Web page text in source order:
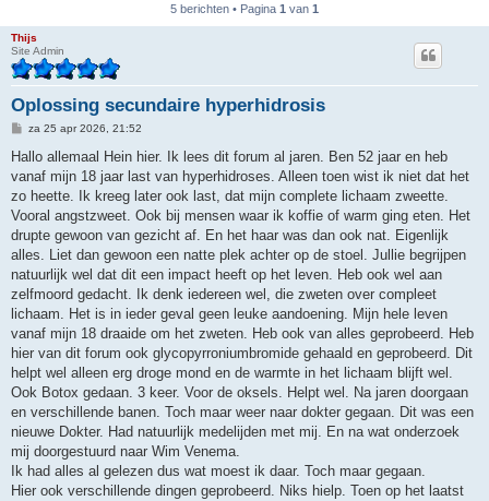
5 berichten • Pagina 1 van 1
Thijs
Site Admin
Oplossing secundaire hyperhidrosis
B
r
c
h
za 25 apr 2026, 21:52
Hallo allemaal Hein hier. Ik lees dit forum al jaren. Ben 52 jaar en heb
vanaf mijn 18 jaar last van hyperhidroses. Alleen toen wist ik niet dat het
zo heette. Ik kreeg later ook last, dat mijn complete lichaam zweette.
Vooral angstzweet. Ook bij mensen waar ik koffie of warm ging eten. Het
drupte gewoon van gezicht af. En het haar was dan ook nat. Eigenlijk
alles. Liet dan gewoon een natte plek achter op de stoel. Jullie begrijpen
natuurlijk wel dat dit een impact heeft op het leven. Heb ook wel aan
zelfmoord gedacht. Ik denk iedereen wel, die zweten over compleet
lichaam. Het is in ieder geval geen leuke aandoening. Mijn hele leven
vanaf mijn 18 draaide om het zweten. Heb ook van alles geprobeerd. Heb
hier van dit forum ook glycopyrroniumbromide gehaald en geprobeerd. Dit
helpt wel alleen erg droge mond en de warmte in het lichaam blijft wel.
Ook Botox gedaan. 3 keer. Voor de oksels. Helpt wel. Na jaren doorgaan
en verschillende banen. Toch maar weer naar dokter gegaan. Dit was een
nieuwe Dokter. Had natuurlijk medelijden met mij. En na wat onderzoek
mij doorgestuurd naar Wim Venema.
Ik had alles al gelezen dus wat moest ik daar. Toch maar gegaan.
Hier ook verschillende dingen geprobeerd. Niks hielp. Toen op het laatst